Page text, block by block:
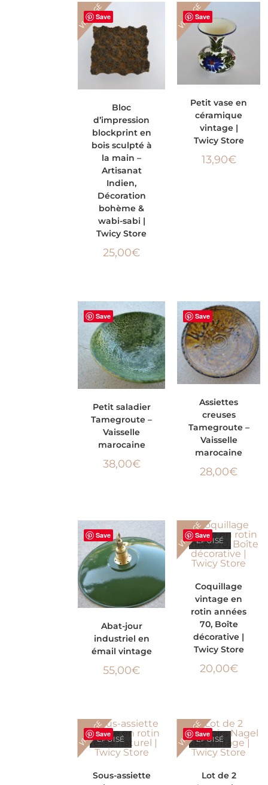
Save
VINTAGE
PANIER
Bloc
d’impression
blockprint en
bois sculpté à
la main –
Artisanat
Indien,
Décoration
bohème &
wabi-sabi |
Twicy Store
25,00€
Save
VINTAGE
PANIER
Petit vase en
céramique
vintage |
Twicy Store
13,90€
Save
PANIER
Petit saladier
Tamegroute –
Vaisselle
marocaine
38,00€
Save
PANIER
Assiettes
creuses
Tamegroute –
Vaisselle
marocaine
28,00€
Save
PANIER
Abat-jour
industriel en
émail vintage
55,00€
Save
VINTAGEÉPUISÉ
Coquillage
vintage en
rotin années
70, Boîte
décorative |
Twicy Store
20,00€
Save
VINTAGEÉPUISÉ
Sous-assiette
Save
VINTAGEÉPUISÉ
Lot de 2